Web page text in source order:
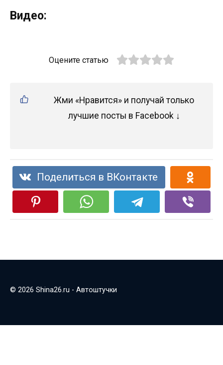
Видео:
Оцените статью
Жми «Нравится» и получай только
лучшие посты в Facebook ↓
Поделиться в ВКонтакте
© 2026 Shina26.ru - Автоштучки